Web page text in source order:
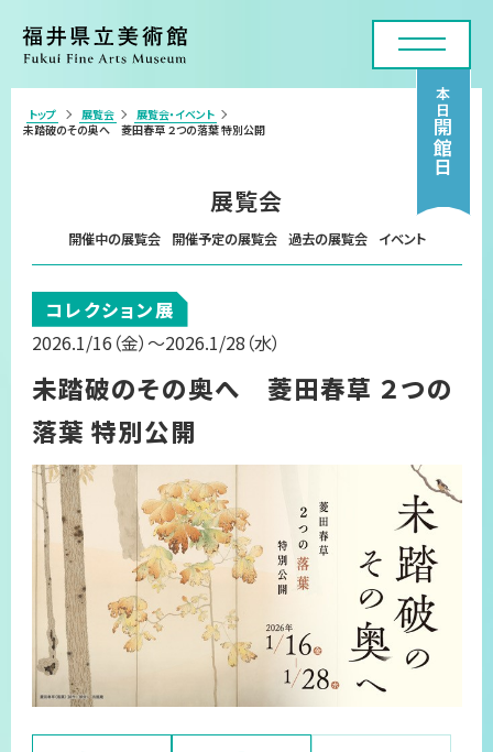
本日
開館日
年間スケジュール
各種申請・実技講座
美術館について
お問い合わせフォーム
プライバシーポリシー
サイトマップ
トップ 展覧会
展覧会・イベント
未踏破のその奥へ 菱田春草 ２つの落葉 特別公開
展覧会
開催中の展覧会 開催予定の展覧会 過去の展覧会 イベント
コレクション展
2026.1/16 （金） ～2026.1/28 （水）
未踏破のその奥へ 菱田春草 ２つの
落葉 特別公開